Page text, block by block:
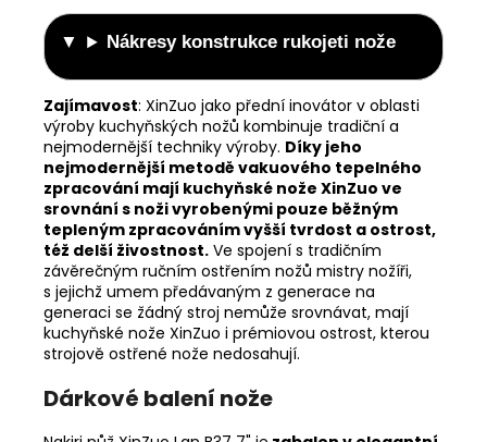
Nákresy konstrukce rukojeti nože
Zajímavost: XinZuo jako přední inovátor v oblasti
výroby kuchyňských nožů kombinuje tradiční a
nejmodernější techniky výroby. Díky jeho
nejmodernější metodě vakuového tepelného
zpracování mají kuchyňské nože XinZuo ve
srovnání s noži vyrobenými pouze běžným
tepleným zpracováním vyšší tvrdost a ostrost,
též delší živostnost. Ve spojení s tradičním
závěrečným ručním ostřením nožů mistry nožíři,
s jejichž umem předávaným z generace na
generaci se žádný stroj nemůže srovnávat, mají
kuchyňské nože XinZuo i prémiovou ostrost, kterou
strojově ostřené nože nedosahují.
Dárkové balení nože